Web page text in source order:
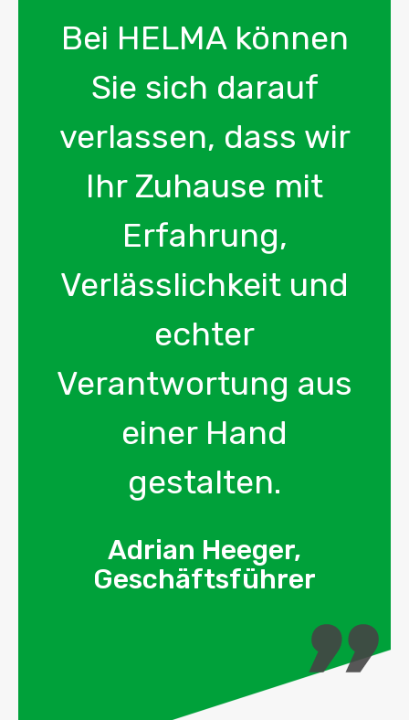
Bei HELMA können
Sie sich darauf
verlassen, dass wir
Ihr Zuhause mit
Erfahrung,
Verlässlichkeit und
echter
Verantwortung aus
einer Hand
gestalten.
Adrian Heeger,
Geschäftsführer